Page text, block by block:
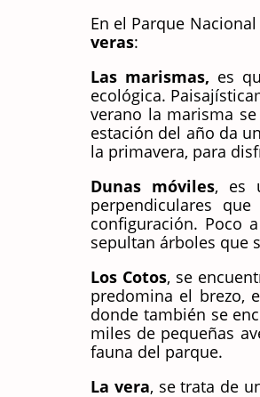
En el Parque
veras:
Las marismas, es
ecológica.
verano la marisma
estación del año da
la primavera, para
Dunas móviles, es
perpendiculares
configuración. Poco
sepultan árboles que
Los Cotos, se
predomina el brezo,
donde también se
miles de pequeñas
fauna del parque.
La vera, se trata de